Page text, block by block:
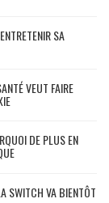
SA
VEUT FAIRE
DE PLUS EN
SWITCH VA BIENTÔT